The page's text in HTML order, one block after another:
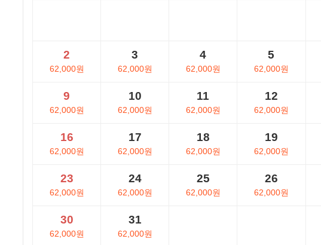
2
62,000원
3
62,000원
4
62,000원
5
62,000원
9
62,000원
10
62,000원
11
62,000원
12
62,000원
16
62,000원
17
62,000원
18
62,000원
19
62,000원
23
62,000원
24
62,000원
25
62,000원
26
62,000원
30
62,000원
31
62,000원